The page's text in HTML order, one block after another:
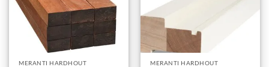
MERANTI HARDHOUT MERANTI HARDHOUT